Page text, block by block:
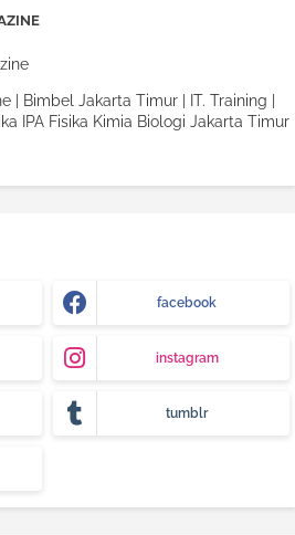
| Bimbel Jakarta Timur | IT. Training |
IPA Fisika Kimia Biologi Jakarta Timur
facebook
instagram
tumblr